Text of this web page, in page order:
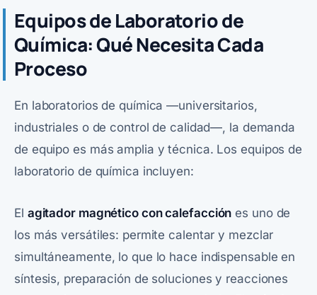
Equipos de Laboratorio de
Química: Qué Necesita Cada
Proceso
En laboratorios de química —universitarios,
industriales o de control de calidad—, la demanda
de equipo es más amplia y técnica. Los equipos de
laboratorio de química incluyen:
El agitador magnético con calefacción es uno de
los más versátiles: permite calentar y mezclar
simultáneamente, lo que lo hace indispensable en
síntesis, preparación de soluciones y reacciones